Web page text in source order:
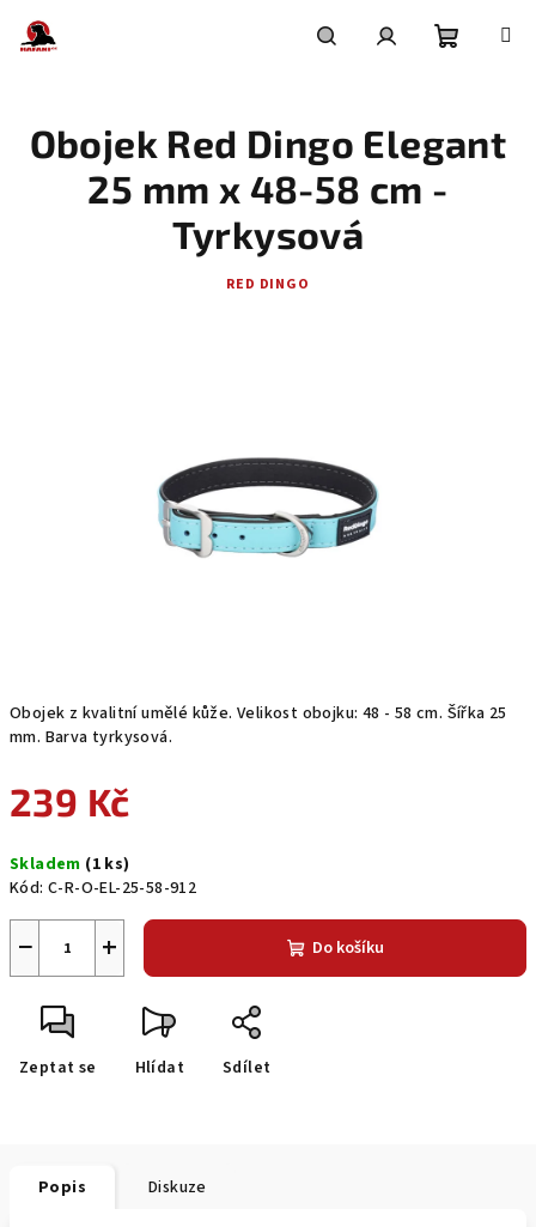
obsah
košík
Obojek z kvalitní umělé kůže. Velikost obojku: 48 - 58 cm. Šířka 25
mm. Barva tyrkysová.
239 Kč
cena:
Skladem (1 ks)
Kód: C-R-O-EL-25-58-912
+
− Do košíku
Zeptat se Hlídat Sdílet
Obojek Red Dingo Elegant
25 mm x 48-58 cm -
Tyrkysová
RED DINGO
Popis Diskuze